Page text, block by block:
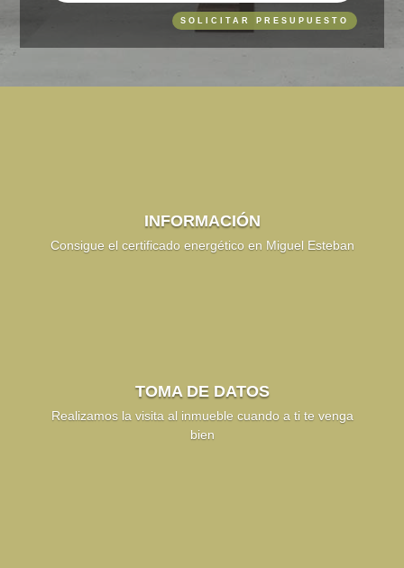
SOLICITAR PRESUPUESTO
INFORMACIÓN
Consigue el certificado energético en Miguel Esteban
TOMA DE DATOS
Realizamos la visita al inmueble cuando a ti te venga
bien